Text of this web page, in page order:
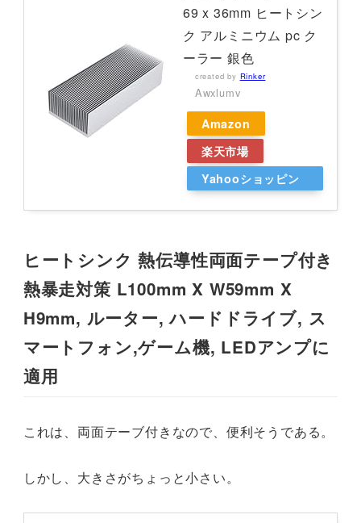
69 x 36mm ヒートシン
ク アルミニウム pc ク
ーラー 銀色
created by Rinker
Awxlumv
Amazon
楽天市場
Yahooショッピン
ヒートシンク 熱伝導性両面テープ付き
熱暴走対策 L100mm X W59mm X
H9mm, ルーター, ハードドライブ, ス
マートフォン,ゲーム機, LEDアンプに
適用
これは、両面テーブ付きなので、便利そうである。
しかし、大きさがちょっと小さい。